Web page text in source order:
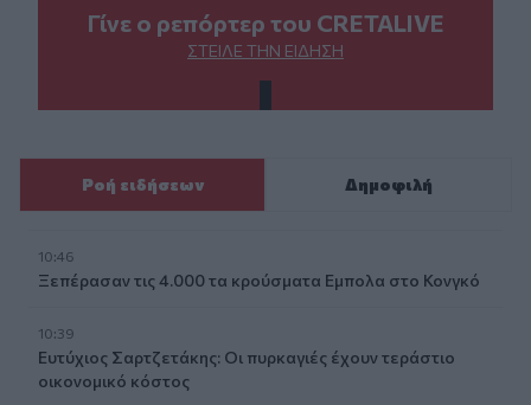
Γίνε ο ρεπόρτερ του CRETALIVE
ΣΤΕΊΛΕ ΤΗΝ ΕΊΔΗΣΗ
Ροή ειδήσεων Δημοφιλή
10:46
Ξεπέρασαν τις 4.000 τα κρούσματα Εμπολα στο Κονγκό
10:39
Ευτύχιος Σαρτζετάκης: Οι πυρκαγιές έχουν τεράστιο
οικονομικό κόστος